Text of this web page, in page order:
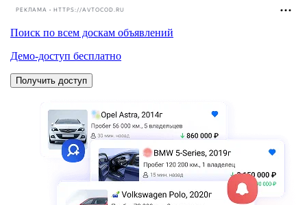
РЕКЛАМА • HTTPS://AVTOCOD.RU